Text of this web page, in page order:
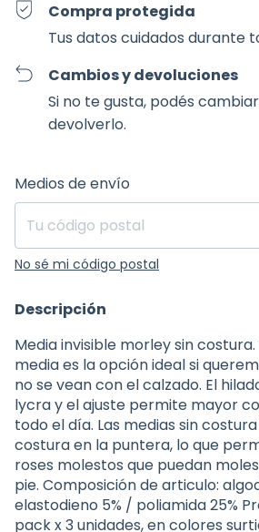
Compra protegida
Tus datos cuidados durante
Cambios y devoluciones
Si no te gusta, podés
devolverlo.
Entregas para el CP:
Medios de envío
No sé mi código postal
Descripción
Media invisible morley sin
media es la opción ideal si
no se vean con el calzado. El
lycra y el ajuste permite mayor
todo el día. Las medias sin
costura en la puntera, lo que
roses molestos que puedan
pie. Composición de articulo:
elastodieno 5% / poliamida 25%
pack x 3 unidades, en colores